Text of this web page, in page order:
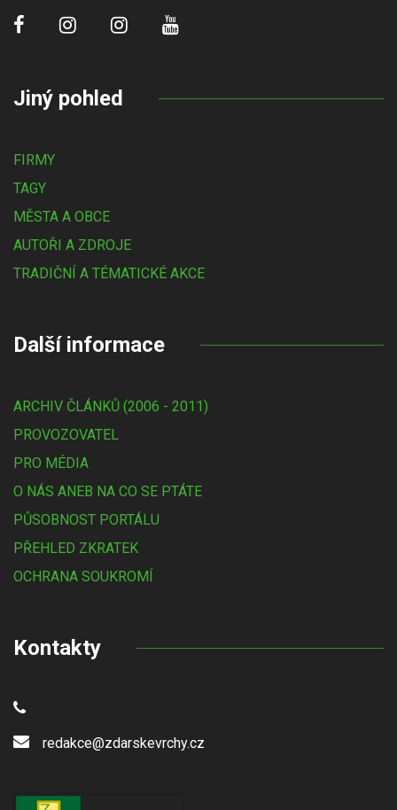
Jiný pohled
FIRMY
TAGY
MĚSTA A OBCE
AUTOŘI A ZDROJE
TRADIČNÍ A TÉMATICKÉ AKCE
Další informace
ARCHIV ČLÁNKŮ (2006 - 2011)
PROVOZOVATEL
PRO MÉDIA
O NÁS ANEB NA CO SE PTÁTE
PŮSOBNOST PORTÁLU
PŘEHLED ZKRATEK
OCHRANA SOUKROMÍ
Kontakty
redakce@zdarskevrchy.cz